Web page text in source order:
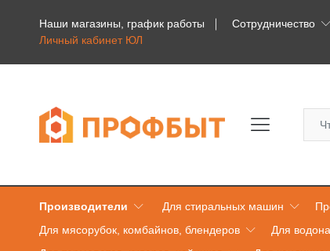
Наши магазины, график работы Сотрудничество
Личный кабинет ЮЛ
Производители Для стиральных машин
Для мясорубок, комбайнов, блендеров
Для